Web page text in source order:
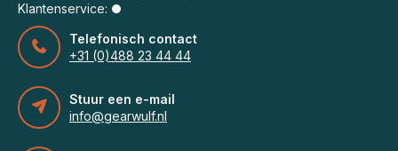
Klantenservice:
Telefonisch contact
+31 (0)488 23 44 44
Stuur een e-mail
info@gearwulf.nl